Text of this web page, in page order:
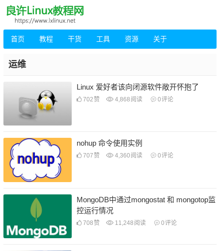
首页 教程 干货 工具 资源 关于
运维
Linux 爱好者该向闭源软件敞开怀抱了
702 赞 4,868 阅读 0评论
nohup 命令使用实例
707 赞 4,360 阅读 0评论
MongoDB中通过mongostat 和 mongotop监
控运行情况
708 赞 11,248 阅读 0评论